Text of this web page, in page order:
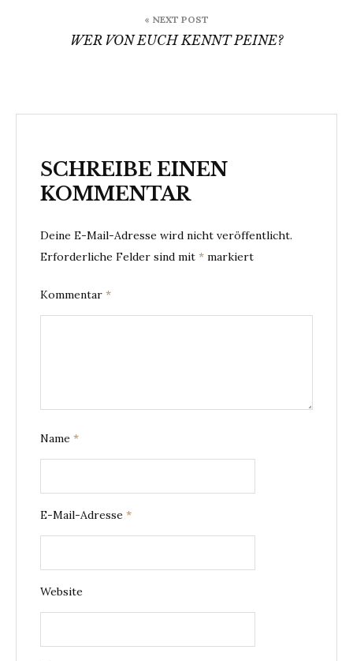
« NEXT POST
WER VON EUCH KENNT PEINE?
SCHREIBE EINEN
KOMMENTAR
Deine E-Mail-Adresse wird nicht veröffentlicht.
Erforderliche Felder sind mit * markiert
Kommentar *
Name *
E-Mail-Adresse *
Website